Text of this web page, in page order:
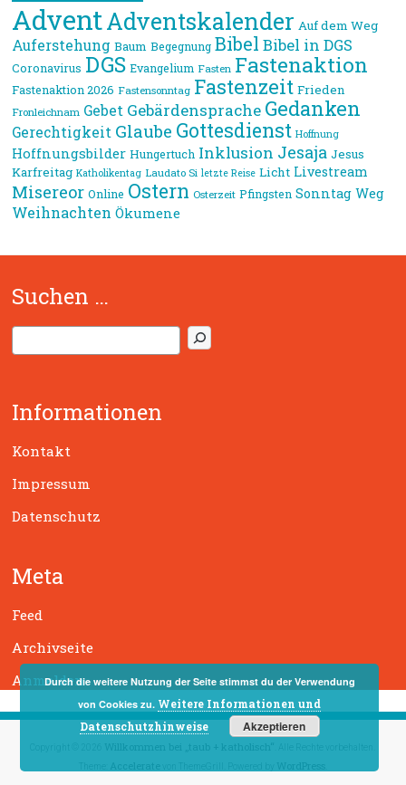
AdventAdventskalender Auf dem Weg
Auferstehung Baum Begegnung Bibel Bibel in DGS
Coronavirus DGS Evangelium Fasten Fastenaktion
Fastenaktion 2026 Fastensonntag Fastenzeit Frieden
Fronleichnam Gebet Gebärdensprache Gedanken
Gerechtigkeit Glaube Gottesdienst Hoffnung
Hoffnungsbilder Hungertuch Inklusion Jesaja Jesus
Karfreitag Katholikentag Laudato Si letzte Reise Licht Livestream
Misereor Online Ostern Osterzeit Pfingsten Sonntag Weg
Weihnachten Ökumene
Suchen …
S
u
e
n
Informationen
Kontakt
Impressum
Datenschutz
Meta
Feed
Archivseite
Anmelden
Durch die weitere Nutzung der Seite stimmst du der Verwendung
von Cookies zu. Weitere Informationen und
Datenschutzhinweise
Akzeptieren